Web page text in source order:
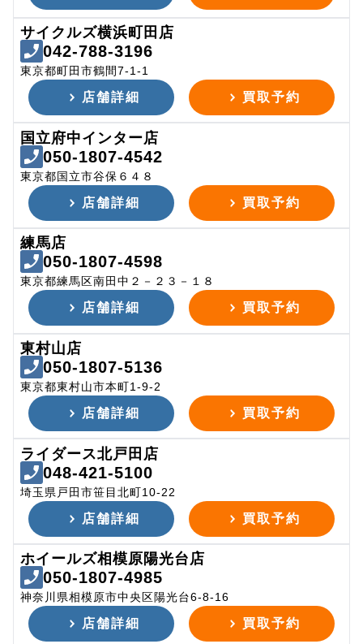
サイクルズ横浜町田店
042-788-3196
東京都町田市鶴間7-1-1
店舗詳細 買取予約
国立府中インター店
050-1807-4542
東京都国立市谷保６４８
店舗詳細 買取予約
練馬店
050-1807-4598
東京都練馬区南田中２－２３－１８
店舗詳細 買取予約
東村山店
050-1807-5136
東京都東村山市本町1-9-2
店舗詳細 買取予約
ライダース北戸田店
048-421-5100
埼玉県戸田市笹目北町10-22
店舗詳細 買取予約
ホイールズ相模原陽光台店
050-1807-4985
神奈川県相模原市中央区陽光台6-8-16
店舗詳細 買取予約